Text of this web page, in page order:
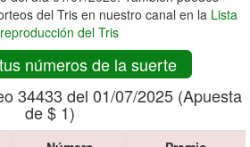
del Tris en nuestro canal en la Lista
del Tris
números de la suerte
34433 del 01/07/2025 (Apuesta
de $ 1)